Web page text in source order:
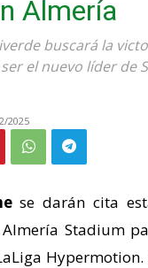
Almería
buscará la
el nuevo líder de
2025
se darán cita
Stadium
Hypermotion.